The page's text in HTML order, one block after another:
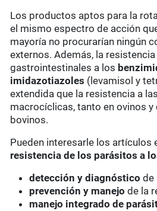
Los productos aptos para la
el mismo espectro de acción
mayoría no procurarían ningún
externos. Además, la
gastrointestinales a los
imidazotiazoles (levamisol y
extendida que la resistencia a
macrocíclicas, tanto en ovinos
bovinos.
Pueden interesarle los artículos
resistencia de los parásitos a
detección y diagnóstico de
prevención y manejo de la
manejo integrado de